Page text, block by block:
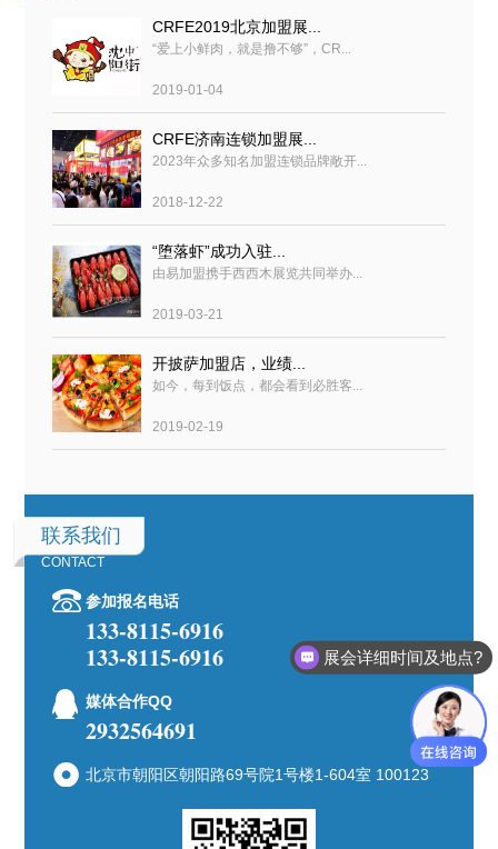
CRFE2019北京加盟展...
“爱上小鲜肉，就是撸不够”，CR...
2019-01-04
CRFE济南连锁加盟展...
2023年众多知名加盟连锁品牌敞开...
2018-12-22
“堕落虾”成功入驻...
由易加盟携手西西木展览共同举办...
2019-03-21
开披萨加盟店，业绩...
如今，每到饭点，都会看到必胜客...
2019-02-19
联系我们
CONTACT
参加报名电话
133-8115-6916
133-8115-6916
媒体合作QQ
2932564691
北京市朝阳区朝阳路69号院1号楼1-604室 100123
展会详细时间及地点?